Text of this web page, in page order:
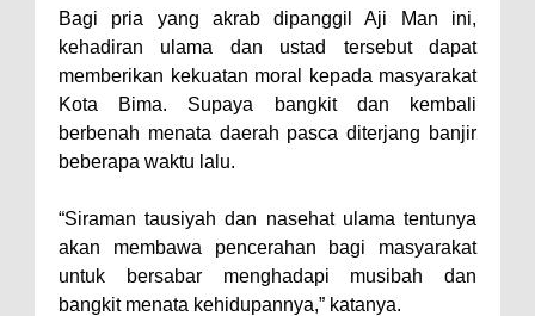
Spanyol di Mapolres Bima
Wali Kota Bima Tinjau Finalisasi
Pembangunan RSUD Kota Bima,
Pastikan Pemindahan Layanan
"Polisi Peduli" Satsamapta
Polres Bima Bantu Warga Padolo
Atasi Krisis Air Bersih
Bagi pria yang akrab dipanggil Aji Man ini,
kehadiran ulama dan ustad tersebut dapat
memberikan kekuatan moral kepada masyarakat
Kota Bima. Supaya bangkit dan kembali
berbenah menata daerah pasca diterjang banjir
beberapa waktu lalu.
“Siraman tausiyah dan nasehat ulama tentunya
akan membawa pencerahan bagi masyarakat
untuk bersabar menghadapi musibah dan
bangkit menata kehidupannya,” katanya.